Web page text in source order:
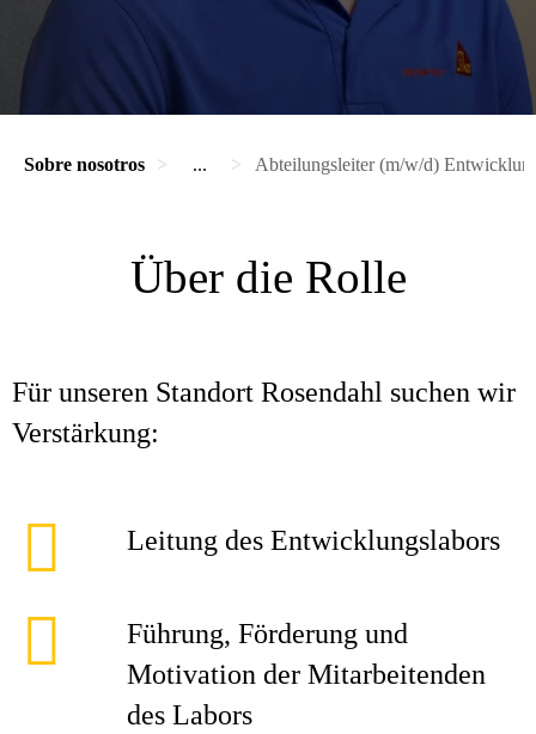
Sobre nosotros ... Abteilungsleiter (m/w/d)
Über die Rolle
Für unseren Standort Rosendahl suchen wir
Verstärkung:
Leitung des Entwicklungslabors
Führung, Förderung und
Motivation der Mitarbeitenden
des Labors